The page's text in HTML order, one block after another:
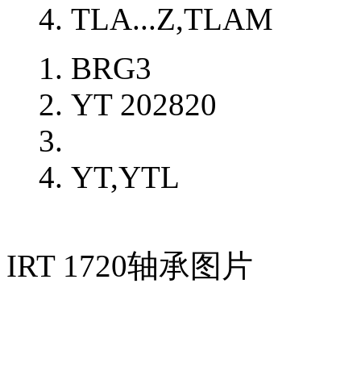
TLA...Z,TLAM
BRG3
YT 202820
YT,YTL
IRT 1720轴承图片